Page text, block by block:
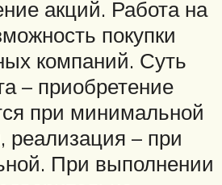
акций. Работа на
покупки
компаний. Суть
– приобретение
при минимальной
реализация – при
При выполнении